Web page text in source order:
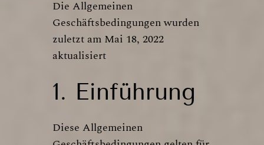
Die Allgemeinen
Geschäftsbedingungen wurden
zuletzt am Mai 18, 2022
aktualisiert
1. Einführung
Diese Allgemeinen